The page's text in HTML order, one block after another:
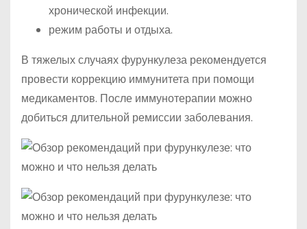
хронической инфекции.
режим работы и отдыха.
В тяжелых случаях фурункулеза рекомендуется
провести коррекцию иммунитета при помощи
медикаментов. После иммунотерапии можно
добиться длительной ремиссии заболевания.